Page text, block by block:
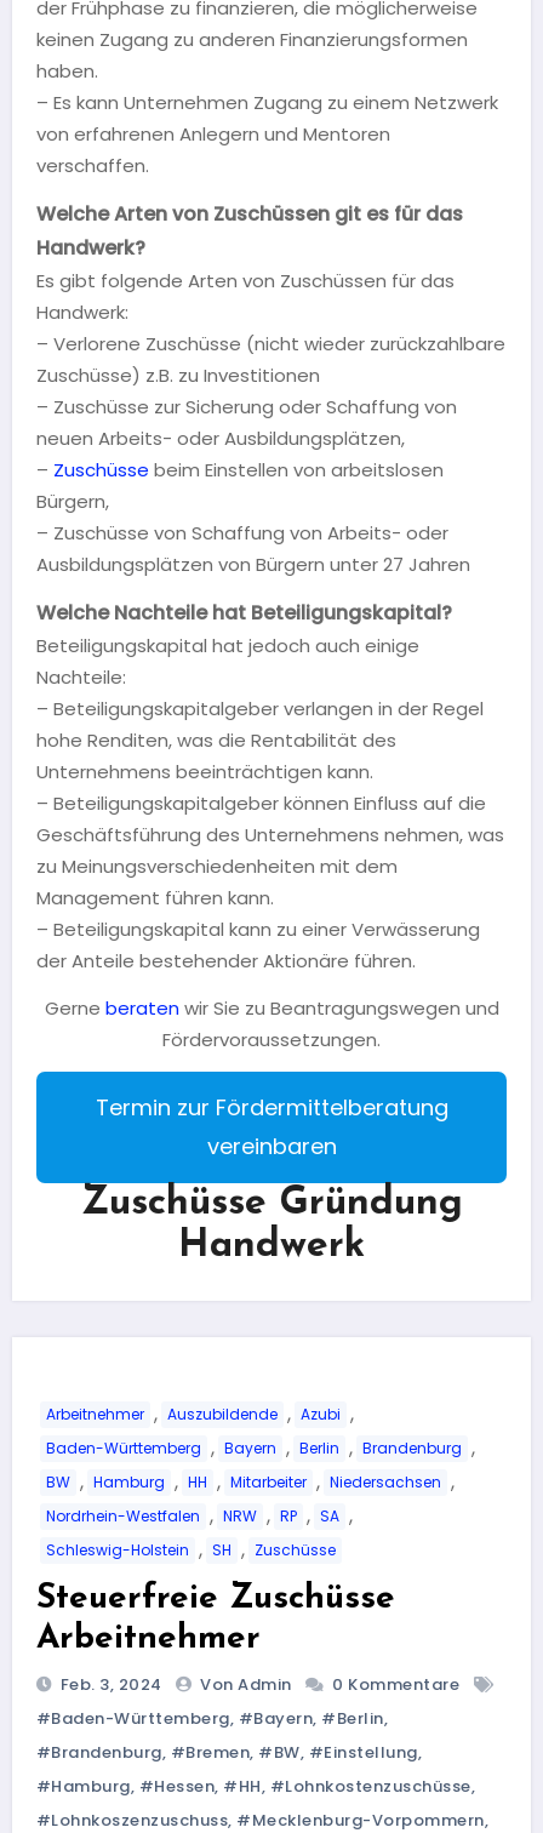
der Frühphase zu finanzieren, die möglicherweise
keinen Zugang zu anderen Finanzierungsformen
haben.
– Es kann Unternehmen Zugang zu einem Netzwerk
von erfahrenen Anlegern und Mentoren
verschaffen.
Welche Arten von Zuschüssen git es für das
Handwerk?
Es gibt folgende Arten von Zuschüssen für das
Handwerk:
– Verlorene Zuschüsse (nicht wieder zurückzahlbare
Zuschüsse) z.B. zu Investitionen
– Zuschüsse zur Sicherung oder Schaffung von
neuen Arbeits- oder Ausbildungsplätzen,
– Zuschüsse beim Einstellen von arbeitslosen
Bürgern,
– Zuschüsse von Schaffung von Arbeits- oder
Ausbildungsplätzen von Bürgern unter 27 Jahren
Welche Nachteile hat Beteiligungskapital?
Beteiligungskapital hat jedoch auch einige
Nachteile:
– Beteiligungskapitalgeber verlangen in der Regel
hohe Renditen, was die Rentabilität des
Unternehmens beeinträchtigen kann.
– Beteiligungskapitalgeber können Einfluss auf die
Geschäftsführung des Unternehmens nehmen, was
zu Meinungsverschiedenheiten mit dem
Management führen kann.
– Beteiligungskapital kann zu einer Verwässerung
der Anteile bestehender Aktionäre führen.
Gerne beratenwir Sie zu Beantragungswegen und
Fördervoraussetzungen.
Termin zur Fördermittelberatung
vereinbaren
Zuschüsse Gründung
Handwerk
Arbeitnehmer , Auszubildende , Azubi ,
Baden-Württemberg , Bayern , Berlin , Brandenburg ,
BW , Hamburg , HH , Mitarbeiter , Niedersachsen ,
Nordrhein-Westfalen , NRW , RP , SA ,
Schleswig-Holstein , SH , Zuschüsse
Steuerfreie Zuschüsse
Arbeitnehmer
Feb. 3, 2024 Von Admin
0 Kommentare
#Baden-Württemberg, #Bayern, #Berlin,
#Brandenburg, #Bremen, #BW, #einstellung,
#Hamburg, #Hessen, #HH, #Lohnkostenzuschüsse,
#Lohnkoszenzuschuss, #Mecklenburg-Vorpommern,